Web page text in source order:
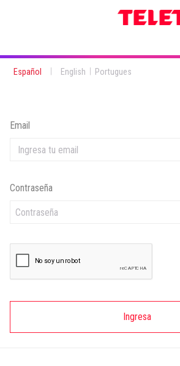
Español English Portugues
Email
Contraseña
Ingresa